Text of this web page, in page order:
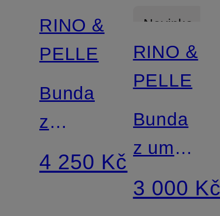
RINO &
PELLE
Bunda
z
plyšové
kožešiny
4 250 Kč
Novinka
RINO &
PELLE
Bunda
z umělé
kožešiny
FELIX
3 000